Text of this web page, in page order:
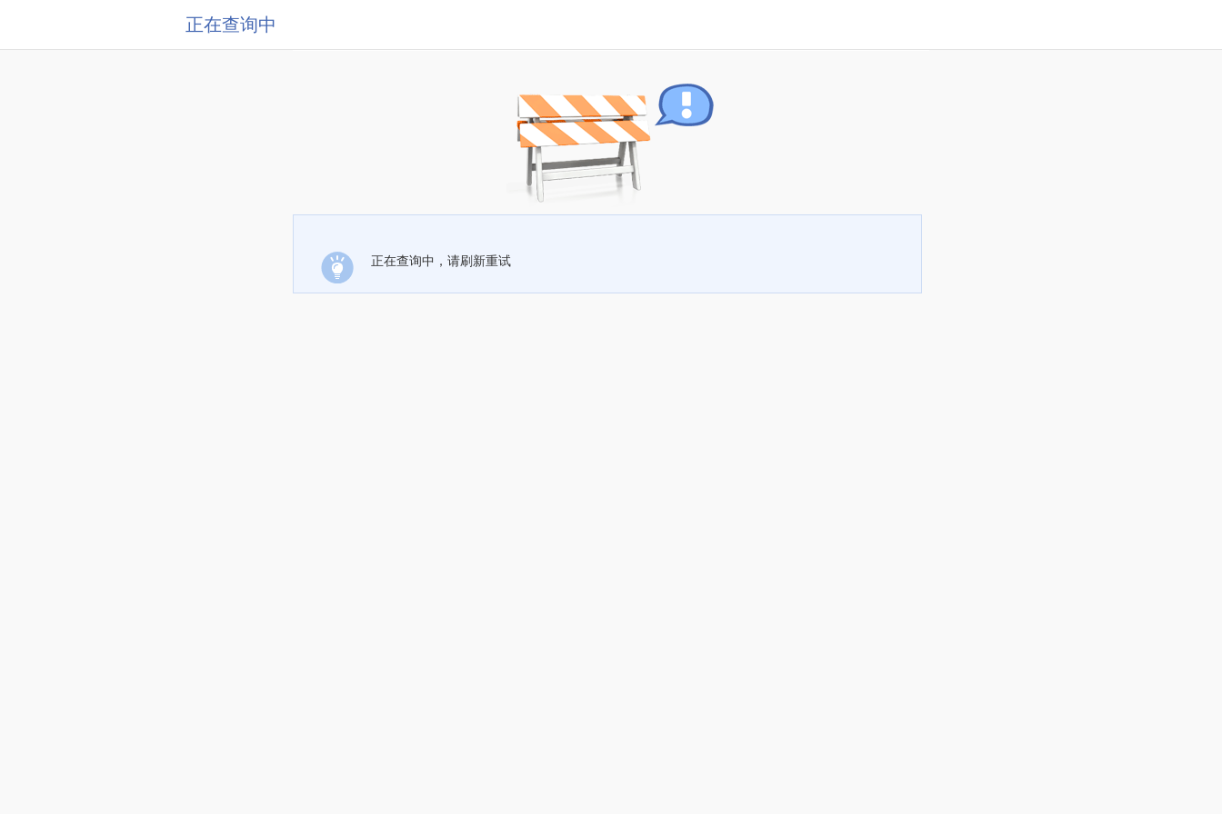
正在查询中
正在查询中，请刷新重试